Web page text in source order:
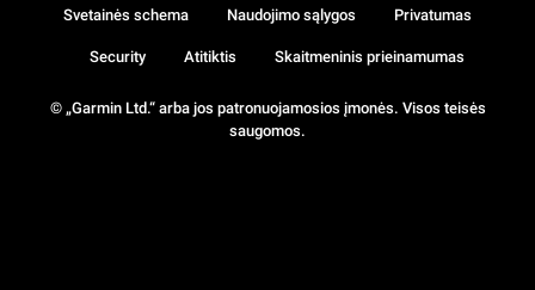
© „Garmin Ltd.“ arba jos patronuojamosios įmonės. Visos teisės
saugomos.
Svetainės schema Naudojimo sąlygos Privatumas
Security Atitiktis Skaitmeninis prieinamumas